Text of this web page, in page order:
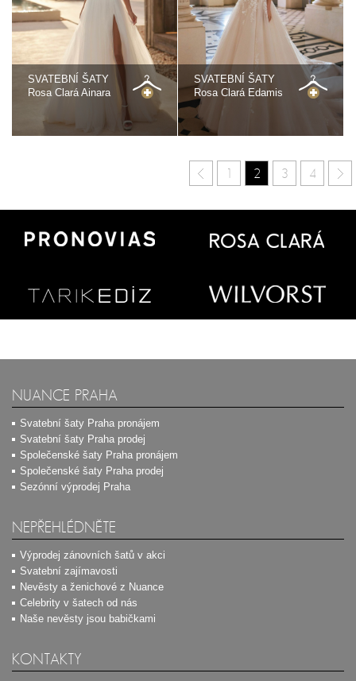
SVATEBNÍ ŠATY
Rosa Clará Ainara
SVATEBNÍ ŠATY
Rosa Clará Edamis
1 2 3 4
NUANCE PRAHA
Svatební šaty Praha pronájem
Svatební šaty Praha prodej
Společenské šaty Praha pronájem
Společenské šaty Praha prodej
Sezónní výprodej Praha
NEPŘEHLÉDNĚTE
Výprodej zánovních šatů v akci
Svatební zajímavosti
Nevěsty a ženichové z Nuance
Celebrity v šatech od nás
Naše nevěsty jsou babičkami
KONTAKTY